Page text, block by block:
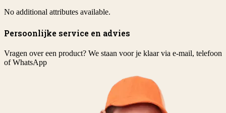
No additional attributes available.
Persoonlijke service en advies
Vragen over een product? We staan voor je klaar via e-mail, telefoon
of WhatsApp